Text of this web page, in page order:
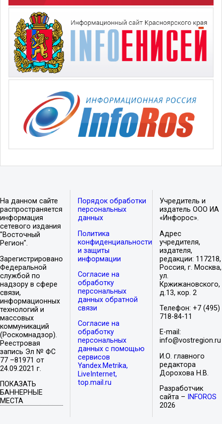
На данном сайте
распространяется
информация
сетевого издания
"Восточный
Регион".
Зарегистрировано
Федеральной
службой по
надзору в сфере
связи,
информационных
технологий и
массовых
коммуникаций
(Роскомнадзор).
Реестровая
запись Эл № ФС
77 –81971 от
24.09.2021 г.
ПОКАЗАТЬ
БАННЕРНЫЕ
МЕСТА
Порядок обработки
персональных
данных
Политика
конфиденциальности
и защиты
информации
Согласие на
обработку
персональных
данных обратной
связи
Согласие на
обработку
персональных
данных с помощью
сервисов
Yandex.Metrika,
LiveInternet,
top.mail.ru
Учредитель и
издатель ООО ИА
«Инфорос».
Адрес
учредителя,
издателя,
редакции: 117218,
Россия, г. Москва,
ул.
Кржижановского,
д.13, кор. 2
Телефон: +7 (495)
718-84-11
E-mail:
info@vostregion.ru
И.О. главного
редактора
Дорохова Н.В.
Разработчик
сайта –
INFOROS
2026